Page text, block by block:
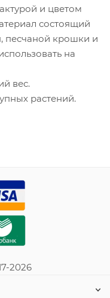
и цветом
состоящий
песчаной крошки и
на
вес.
растений.
2026